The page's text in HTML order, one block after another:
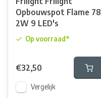
Opbouwspot Flame 78
2W 9 LED's
Op voorraad*
€32,50
Vergelijk